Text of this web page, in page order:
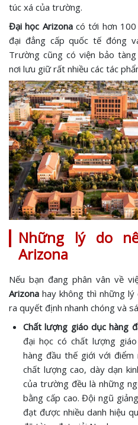
túc xá của trường.
Đại học Arizonacó tới hơn 100
đại đẳng cấp quốc tế đóng
Trường cũng có viện bảo
nơi lưu giữ rất nhiều các tác
Những lý do
Arizona
Nếu bạn đang phân vân về
Arizona hay không thì những
ra quyết định nhanh chóng và
Chất lượng giáo dục hàng
đại học có chất lượng
hàng đầu thế giới với
chất lượng cao, dày dạn
của trường đều là những
bằng cấp cao. Đội ngũ
đạt được nhiều danh hiệu